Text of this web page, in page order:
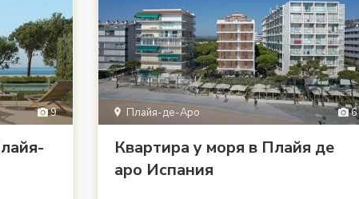
9 6
Плайя-де-Аро
Квартира у моря в Плайя де
аро Испания